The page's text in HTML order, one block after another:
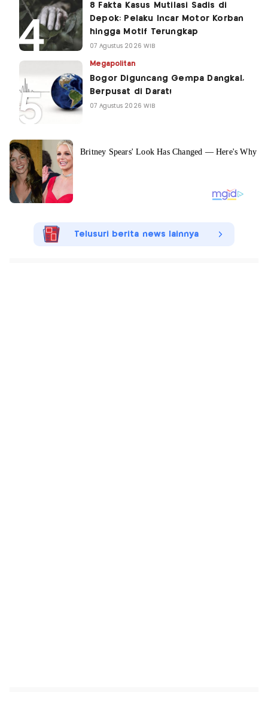
8 Fakta Kasus Mutilasi Sadis di
Depok: Pelaku Incar Motor Korban
hingga Motif Terungkap
07 Agustus 2026 WIB
Megapolitan
Bogor Diguncang Gempa Dangkal,
Berpusat di Darat!
07 Agustus 2026 WIB
Telusuri berita news lainnya